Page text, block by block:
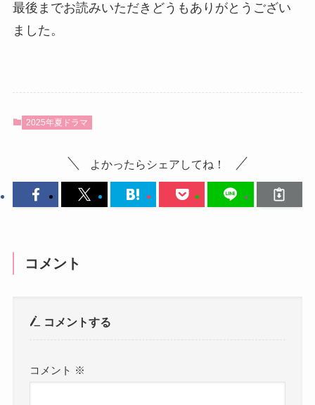
最後までお読みいただきどうもありがとうござい
ました。
2025年夏ドラマ
よかったらシェアしてね！
コメント
コメントする
コメント ※